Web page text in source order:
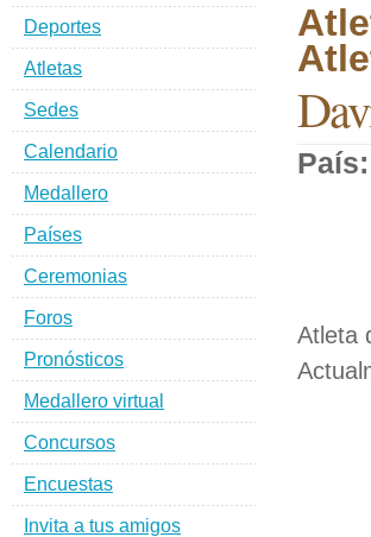
País:
Atleta
Deportes
Atletas
Sedes
Calendario
Medallero
Países
Ceremonias
Foros
Pronósticos
Medallero virtual
Concursos
Encuestas
Invita a tus amigos